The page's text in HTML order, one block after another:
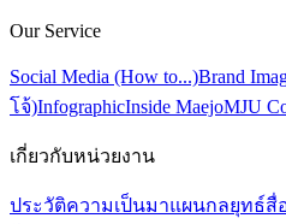
Our Service
Social Media (How to...)Brand
โจ้)InfographicInside MaejoMJU
เกี่ยวกับหน่วยงาน
ประวัติความเป็นมาแผนกลยุทธ์สื่